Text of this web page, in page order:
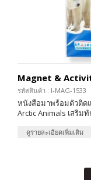
Magnet &
รหัสสินค้า : I-MAG-1533
หนังสือมาพร้อมตัวติด
Arctic Animals เสริม
ดูรายละเอียดเพิ่มเติม